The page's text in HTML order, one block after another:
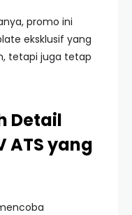
promo ini
eksklusif yang
tetapi juga tetap
Detail
ATS yang